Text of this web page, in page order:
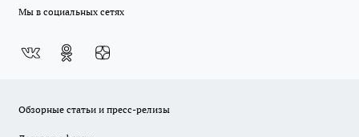
Мы в социальных сетях
Обзорные статьи и пресс-релизы